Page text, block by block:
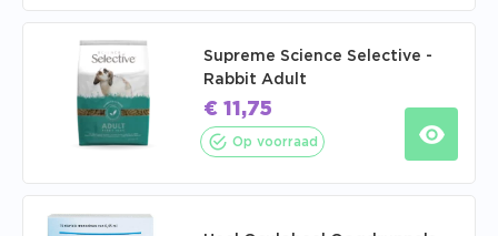
Supreme Science Selective -
Rabbit Adult
€ 11,75
Op voorraad